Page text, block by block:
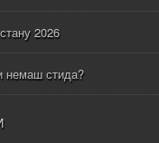
2026
немаш стида?